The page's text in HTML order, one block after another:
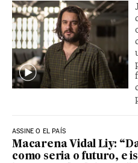
ASSINE O EL PAÍS
Macarena Vidal Liy:
como seria o futuro, e